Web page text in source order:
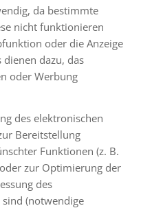
da bestimmte
nicht funktionieren
oder die Anzeige
dienen dazu, das
oder Werbung
des elektronischen
Bereitstellung
Funktionen (z. B.
zur Optimierung der
des
(notwendige